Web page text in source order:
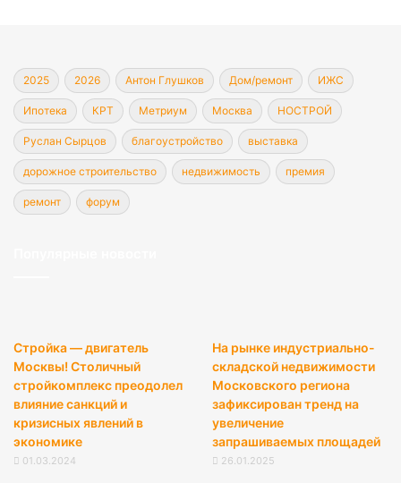
2025 2026 Антон Глушков Дом/ремонт ИЖС
Ипотека КРТ Метриум Москва НОСТРОЙ
Руслан Сырцов благоустройство выставка
дорожное строительство недвижимость премия
ремонт форум
Стройка — двигатель
Москвы! Столичный
стройкомплекс преодолел
влияние санкций и
кризисных явлений в
экономике
01.03.2024
На рынке индустриально-
складской недвижимости
Московского региона
зафиксирован тренд на
увеличение
запрашиваемых площадей
26.01.2025